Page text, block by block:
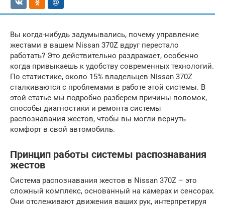
Вы когда-нибудь задумывались, почему управление
жестами в вашем Nissan 370Z вдруг перестало
работать? Это действительно раздражает, особенно
когда привыкаешь к удобству современных технологий.
По статистике, около 15% владельцев Nissan 370Z
сталкиваются с проблемами в работе этой системы. В
этой статье мы подробно разберем причины поломок,
способы диагностики и ремонта системы
распознавания жестов, чтобы вы могли вернуть
комфорт в свой автомобиль.
Принцип работы системы распознавания
жестов
Система распознавания жестов в Nissan 370Z – это
сложный комплекс, основанный на камерах и сенсорах.
Они отслеживают движения ваших рук, интерпретируя